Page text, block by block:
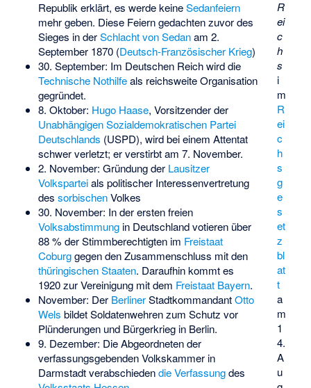
R
ei
c
h
s
i
m
R
ei
c
h
s
g
e
s
et
z
bl
at
t
a
m
1
4.
A
u
Republik erklärt, es werde keineSedanfeiern
mehr geben. Diese Feiern gedachten zuvor des
Sieges in derSchlacht von Sedanam 2.
September 1870 (Deutsch-Französischer Krieg)
30. September: Im Deutschen Reich wird die
Technische Nothilfeals reichsweite Organisation
gegründet.
8. Oktober: Hugo Haase, Vorsitzender der
Unabhängigen Sozialdemokratischen Partei
Deutschlands (USPD), wird bei einem Attentat
schwer verletzt; er verstirbt am 7. November.
2. November: Gründung der Lausitzer
Volksparteials politischer Interessenvertretung
des sorbischenVolkes
30. November: In der ersten freien
Volksabstimmungin Deutschland votieren über
88 % der Stimmberechtigten im Freistaat
Coburggegen den Zusammenschluss mit den
thüringischen Staaten. Daraufhin kommt es
1920 zur Vereinigung mit dem Freistaat Bayern.
November: Der BerlinerStadtkommandantOtto
Wels bildet Soldatenwehren zum Schutz vor
Plünderungen und Bürgerkrieg in Berlin.
9. Dezember: Die Abgeordneten der
verfassungsgebenden Volkskammer in
Darmstadt verabschiedendie Verfassungdes